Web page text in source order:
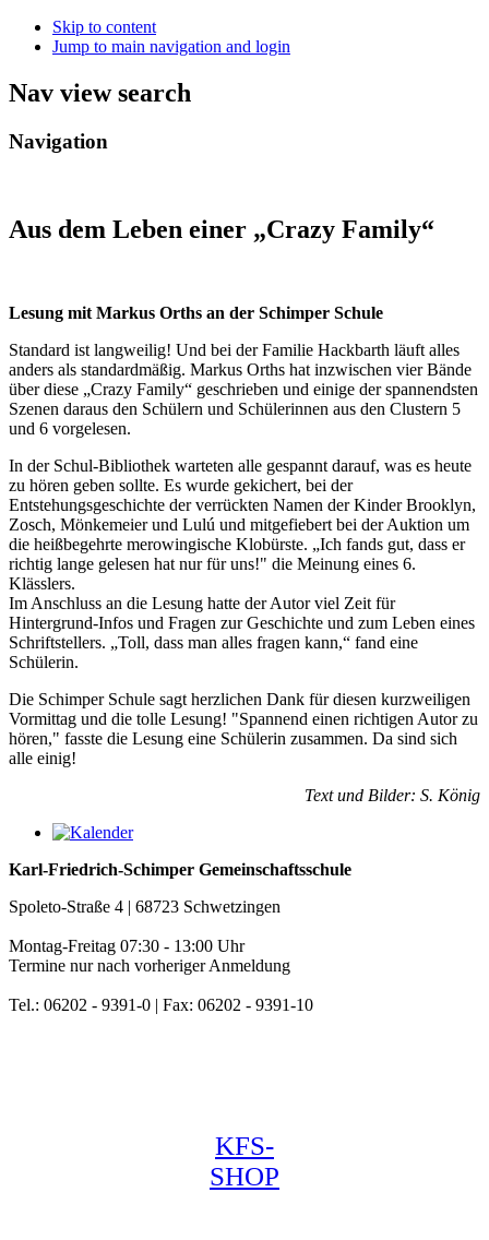
Skip to content
Jump to main navigation and login
Nav view search
Navigation
Aus dem Leben einer „Crazy Family“
Lesung mit Markus Orths an der Schimper Schule
Standard ist langweilig! Und bei der Familie Hackbarth läuft alles
anders als standardmäßig. Markus Orths hat inzwischen vier Bände
über diese „Crazy Family“ geschrieben und einige der spannendsten
Szenen daraus den Schülern und Schülerinnen aus den Clustern 5
und 6 vorgelesen.
In der Schul-Bibliothek warteten alle gespannt darauf, was es heute
zu hören geben sollte. Es wurde gekichert, bei der
Entstehungsgeschichte der verrückten Namen der Kinder Brooklyn,
Zosch, Mönkemeier und Lulú und mitgefiebert bei der Auktion um
die heißbegehrte merowingische Klobürste. „Ich fands gut, dass er
richtig lange gelesen hat nur für uns!" die Meinung eines 6.
Klässlers.
Im Anschluss an die Lesung hatte der Autor viel Zeit für
Hintergrund-Infos und Fragen zur Geschichte und zum Leben eines
Schriftstellers. „Toll, dass man alles fragen kann,“ fand eine
Schülerin.
Die Schimper Schule sagt herzlichen Dank für diesen kurzweiligen
Vormittag und die tolle Lesung! "Spannend einen richtigen Autor zu
hören," fasste die Lesung eine Schülerin zusammen. Da sind sich
alle einig!
Text und Bilder: S. König
Karl-Friedrich-Schimper Gemeinschaftsschule
Spoleto-Straße 4 | 68723 Schwetzingen
Montag-Freitag 07:30 - 13:00 Uhr
Termine nur nach vorheriger Anmeldung
Tel.: 06202 - 9391-0 | Fax: 06202 - 9391-10
KFS-
SHOP